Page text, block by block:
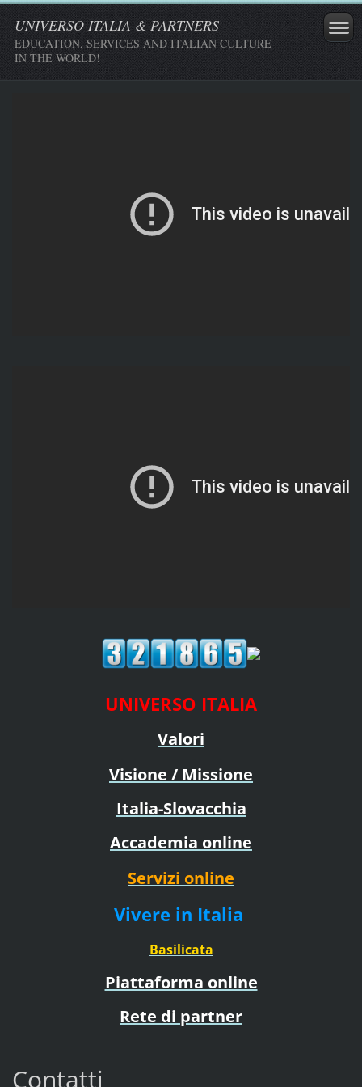
UNIVERSO ITALIA & PARTNERS
EDUCATION, SERVICES AND ITALIAN CULTURE
IN THE WORLD!
UNIVERSO ITALIA
Valori
Visione / Missione
Italia-Slovacchia
Accademia online
Servizi online
Vivere in Italia
Basilicata
Piattaforma online
Rete di partner
Contatti